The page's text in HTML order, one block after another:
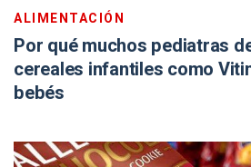
ALIMENTACIÓN
Por qué muchos pediatras
cereales infantiles como
bebés